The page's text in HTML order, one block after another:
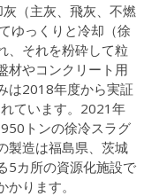
（主灰、飛灰、不燃
ゆっくりと冷却（徐
、それを粉砕して粒
材やコンクリート用
は2018年度から実証
ています。2021年
トンの徐冷スラグ
製造は福島県、茨城
5カ所の資源化施設で
ります。